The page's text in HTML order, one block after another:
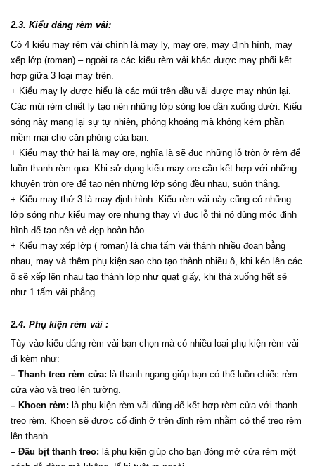
2.3. Kiểu dáng rèm vải:
Có 4 kiểu may rèm vải chính là may ly, may ore, may định hình, may
xếp lớp (roman) – ngoài ra các kiểu rèm vải khác được may phối kết
hợp giữa 3 loại may trên.
+ Kiểu may ly được hiểu là các múi trên đầu vải được may nhún lại.
Các múi rèm chiết ly tạo nên những lớp sóng loe dần xuống dưới. Kiểu
sóng này mang lại sự tự nhiên, phóng khoáng mà không kém phần
mềm mại cho căn phòng của bạn.
+ Kiểu may thứ hai là may ore, nghĩa là sẽ đục những lỗ tròn ở rèm để
luồn thanh rèm qua. Khi sử dụng kiểu may ore cần kết hợp với những
khuyên tròn ore để tạo nên những lớp sóng đều nhau, suôn thẳng.
+ Kiểu may thứ 3 là may định hình. Kiểu rèm vải này cũng có những
lớp sóng như kiểu may ore nhưng thay vì đục lỗ thì nó dùng móc định
hình để tạo nên vẻ đẹp hoàn hảo.
+ Kiểu may xếp lớp ( roman) là chia tấm vải thành nhiều đoạn bằng
nhau, may và thêm phụ kiện sao cho tạo thành nhiều ô, khi kéo lên các
ô sẽ xếp lên nhau tạo thành lớp như quạt giấy, khi thả xuống hết sẽ
như 1 tấm vải phẳng.
2.4. Phụ kiện rèm vải :
Tùy vào kiểu dáng rèm vải bạn chọn mà có nhiều loại phụ kiện rèm vải
đi kèm như:
– Thanh treo rèm cửa: là thanh ngang giúp bạn có thể luồn chiếc rèm
cửa vào và treo lên tường.
– Khoen rèm: là phụ kiện rèm vải dùng để kết hợp rèm cửa với thanh
treo rèm. Khoen sẽ được cố định ở trên đỉnh rèm nhằm có thể treo rèm
lên thanh.
– Đầu bịt thanh treo: là phụ kiện giúp cho bạn đóng mở cửa rèm một